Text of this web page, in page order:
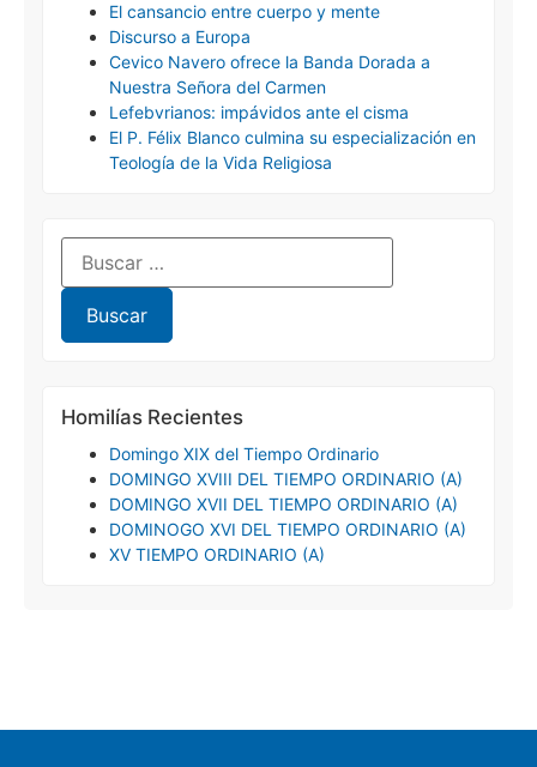
El cansancio entre cuerpo y mente
Discurso a Europa
Cevico Navero ofrece la Banda Dorada a
Nuestra Señora del Carmen
Lefebvrianos: impávidos ante el cisma
El P. Félix Blanco culmina su especialización en
Teología de la Vida Religiosa
Homilías Recientes
Domingo XIX del Tiempo Ordinario
DOMINGO XVIII DEL TIEMPO ORDINARIO (A)
DOMINGO XVII DEL TIEMPO ORDINARIO (A)
DOMINOGO XVI DEL TIEMPO ORDINARIO (A)
XV TIEMPO ORDINARIO (A)